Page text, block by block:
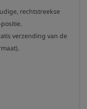
rechtstreekse
verzending van de